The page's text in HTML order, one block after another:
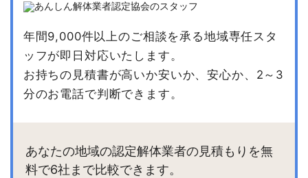
年間9,000件以上のご相談を承る地域専任スタ
ッフが即日対応いたします。
お持ちの見積書が高いか安いか、安心か、2～3
分のお電話で判断できます。
あなたの地域の認定解体業者の見積もりを無
料で6社まで比較できます。